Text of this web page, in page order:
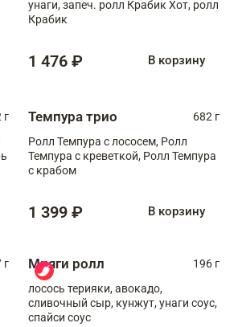
унаги, запеч. ролл Крабик Хот, ролл
Крабик
1 476 ₽ В корзину
г
Темпура трио
682 г
Ролл Темпура с лососем, Ролл
Темпура с креветкой, Ролл Темпура
с крабом
1 399 ₽ В корзину
г Мияги ролл
196 г
лосось терияки, авокадо,
сливочный сыр, кунжут, унаги соус,
спайси соус